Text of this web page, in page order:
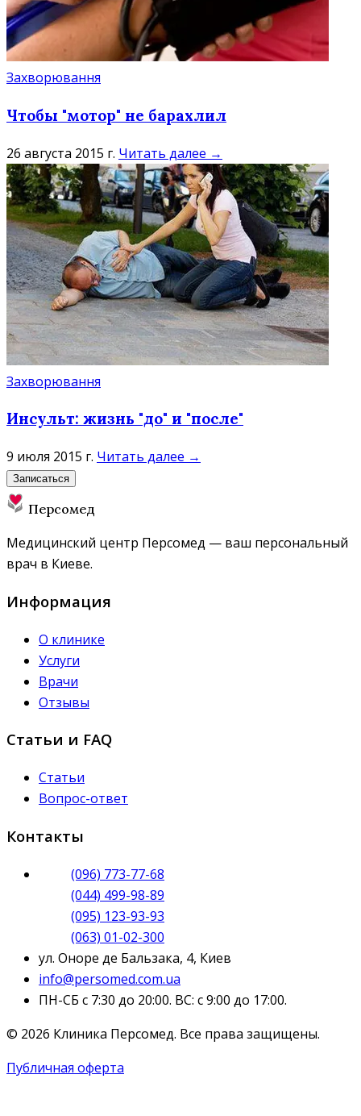
Захворювання
Чтобы "мотор" не барахлил
26 августа 2015 г. Читать далее →
Захворювання
Инсульт: жизнь "до" и "после"
9 июля 2015 г. Читать далее →
Записаться
Персомед
Медицинский центр Персомед — ваш персональный
врач в Киеве.
Информация
О клинике
Услуги
Врачи
Отзывы
Статьи и FAQ
Статьи
Вопрос-ответ
Контакты
(096) 773-77-68
(044) 499-98-89
(095) 123-93-93
(063) 01-02-300
ул. Оноре де Бальзака, 4, Киев
info@persomed.com.ua
ПН-СБ с 7:30 до 20:00. ВС: с 9:00 до 17:00.
© 2026 Клиника Персомед. Все права защищены.
Публичная оферта